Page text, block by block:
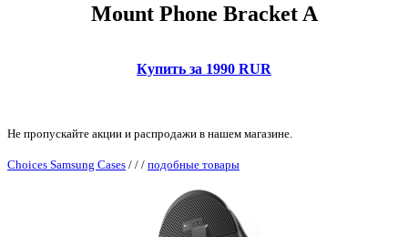
Mount Phone Bracket A
Купить за 1990 RUR
Не пропускайте акции и распродажи в нашем магазине.
Choices Samsung Cases / / / подобные товары